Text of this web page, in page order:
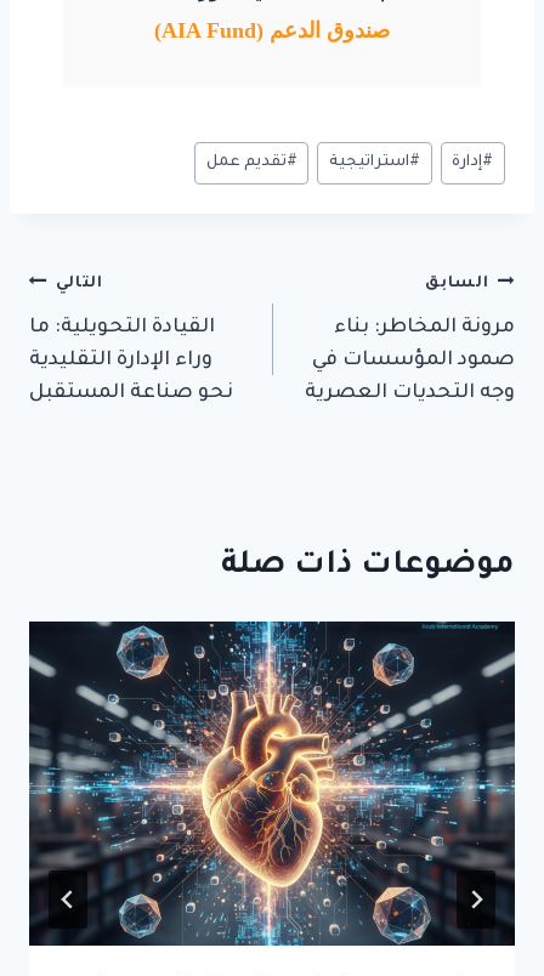
صندوق الدعم (AIA Fund)
وسوم
المقال:
#إدارة #استراتيجية #تقديم عمل
تصفّح
المقالات
السابق
مرونة المخاطر: بناء
صمود المؤسسات في
وجه التحديات العصرية
التالي
القيادة التحويلية: ما
وراء الإدارة التقليدية
نحو صناعة المستقبل
موضوعات ذات صلة